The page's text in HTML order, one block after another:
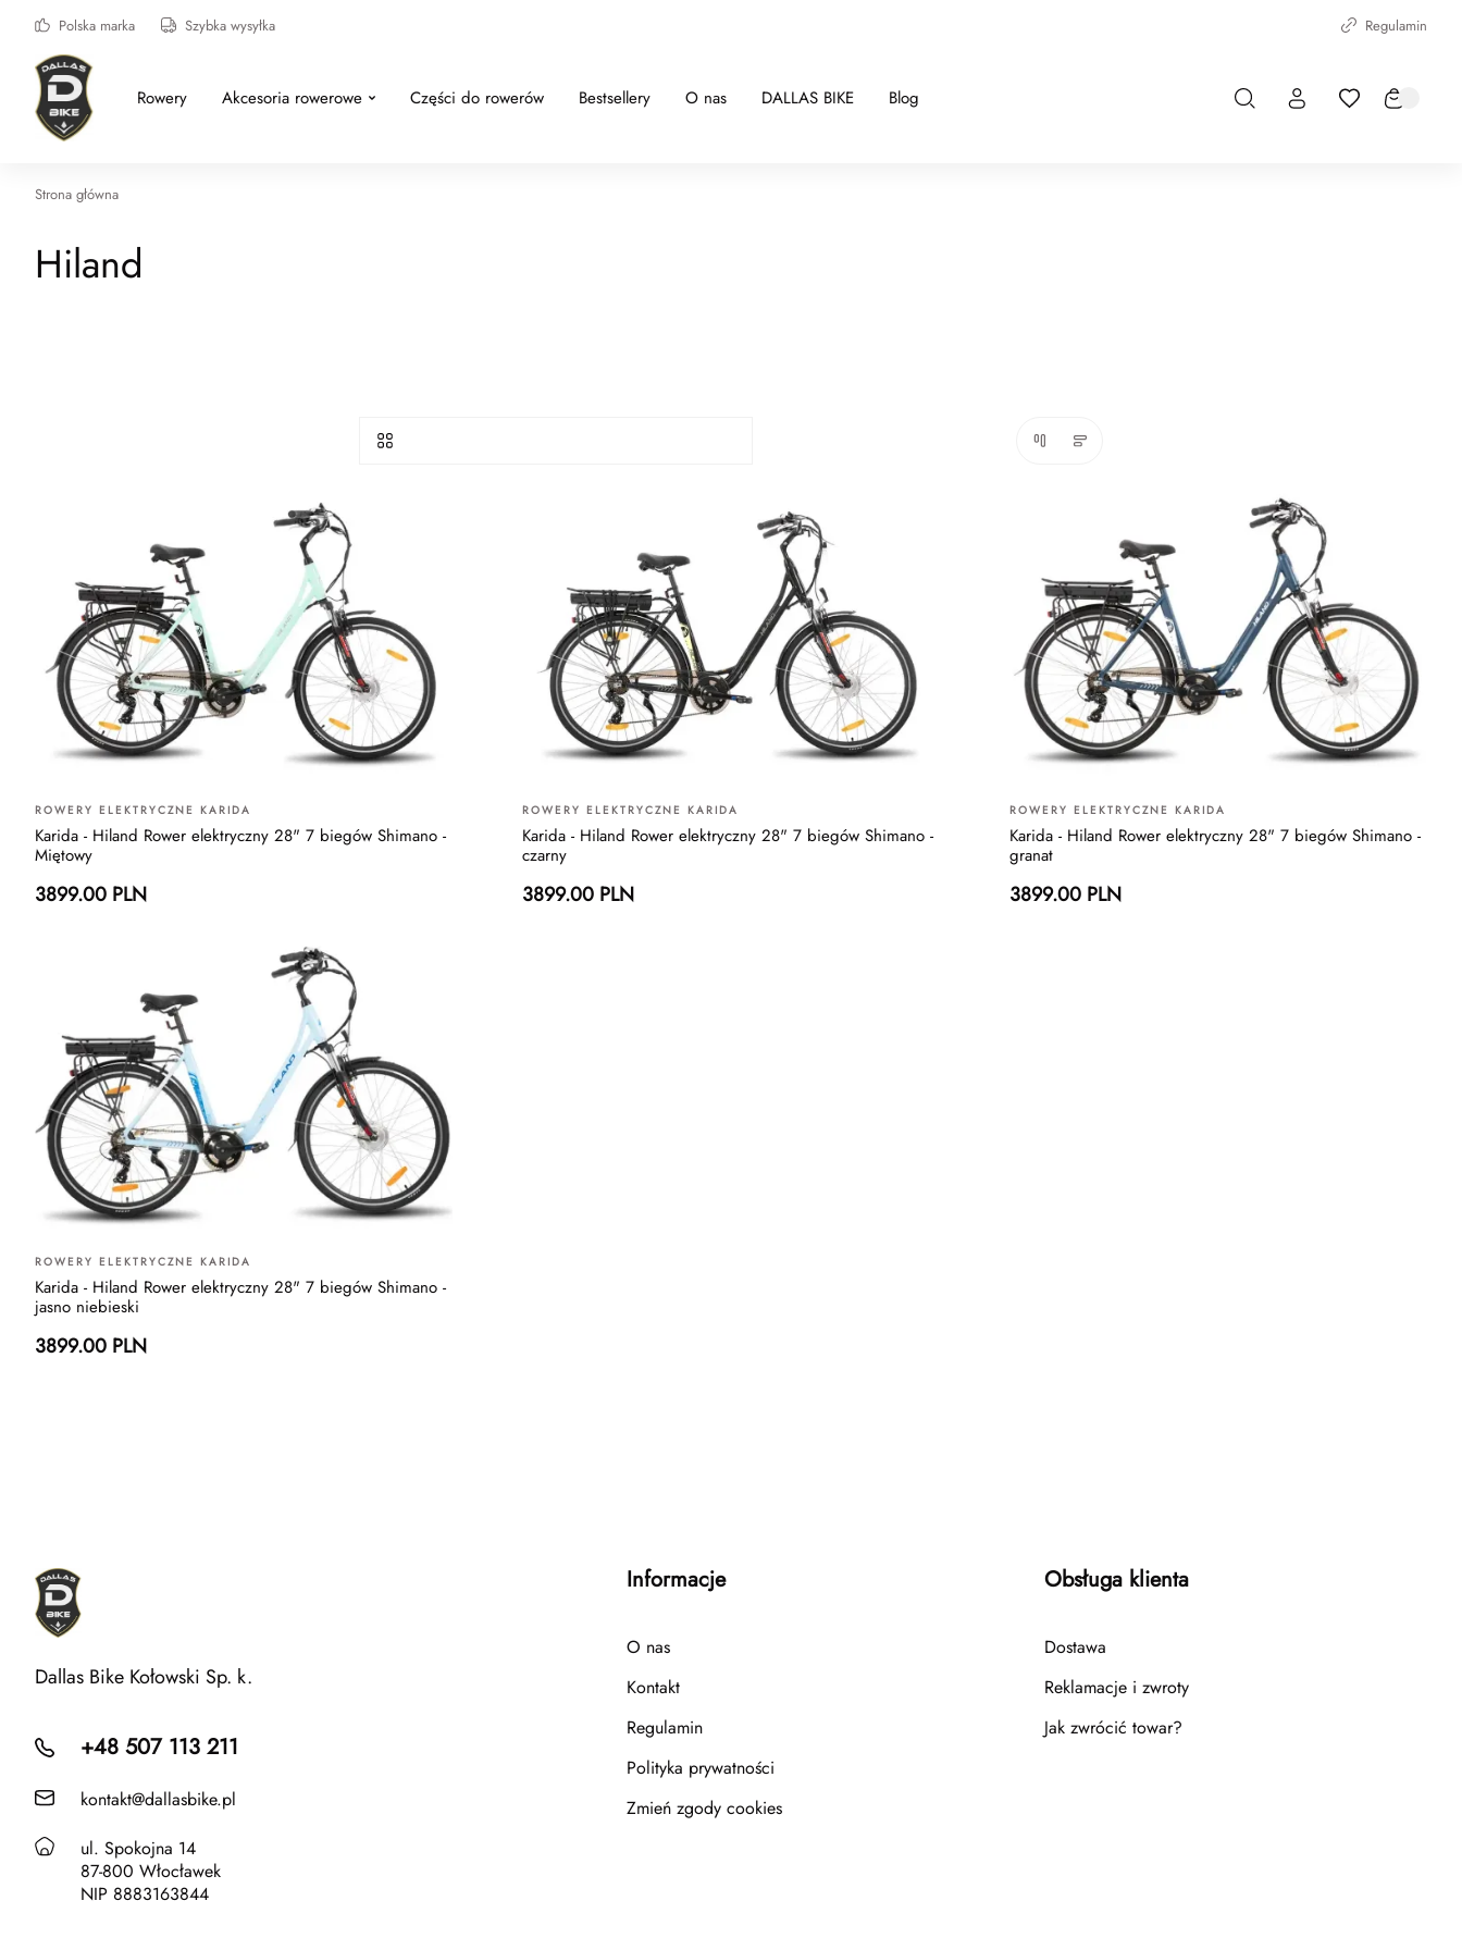
Polska marka Szybka wysyłka Regulamin
Rowery Akcesoria rowerowe Części do rowerów Bestsellery O nas DALLAS BIKE Blog
Strona główna
Hiland
ROWERY ELEKTRYCZNE KARIDA
Karida - Hiland Rower elektryczny 28" 7 biegów Shimano -
Miętowy
3899.00 PLN
ROWERY ELEKTRYCZNE KARIDA
Karida - Hiland Rower elektryczny 28" 7 biegów Shimano -
czarny
3899.00 PLN
ROWERY ELEKTRYCZNE KARIDA
Karida - Hiland Rower elektryczny 28" 7 biegów Shimano -
granat
3899.00 PLN
ROWERY ELEKTRYCZNE KARIDA
Karida - Hiland Rower elektryczny 28" 7 biegów Shimano -
jasno niebieski
3899.00 PLN
Dallas Bike Kołowski Sp. k.
+48 507 113 211
kontakt@dallasbike.pl
ul. Spokojna 14
87-800 Włocławek
NIP 8883163844
Informacje
O nas
Kontakt
Regulamin
Polityka prywatności
Zmień zgody cookies
Obsługa klienta
Dostawa
Reklamacje i zwroty
Jak zwrócić towar?